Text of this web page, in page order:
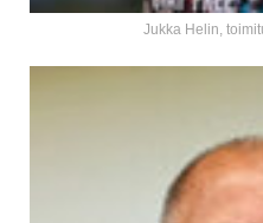
Jukka Helin,